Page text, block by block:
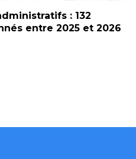
: 132
entre 2025 et 2026